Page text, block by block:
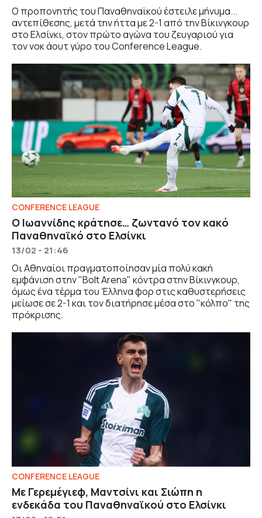
Ο προπονητής του Παναθηναϊκού έστειλε μήνυμα...
αντεπίθεσης, μετά την ήττα με 2-1 από την Βίκινγκουρ
στο Ελσίνκι, στον πρώτο αγώνα του ζευγαριού για
τον νοκ άουτ γύρο του Conference League.
CONFERENCE LEAGUE
Ο Ιωαννίδης κράτησε… ζωντανό τον κακό
Παναθηναϊκό στο Ελσίνκι
13/02 - 21:46
Οι Αθηναίοι πραγματοποίησαν μία πολύ κακή
εμφάνιση στην "Bolt Arena" κόντρα στην Βίκινγκουρ,
όμως ένα τέρμα του Έλληνα φορ στις καθυστερήσεις
μείωσε σε 2-1 και τον διατήρησε μέσα στο "κόλπο" της
πρόκρισης.
CONFERENCE LEAGUE
Με Γερεμέγιεφ, Μαντσίνι και Σιώπη η
ενδεκάδα του Παναθηναϊκού στο Ελσίνκι